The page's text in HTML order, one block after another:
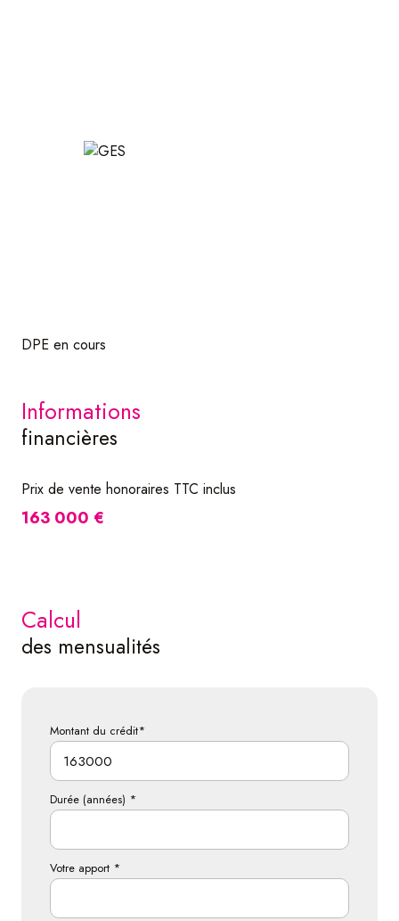
DPE en cours
informations
financières
Prix de vente honoraires TTC inclus
163 000 €
calcul
des mensualités
Montant du crédit*
Durée (années) *
Votre apport *